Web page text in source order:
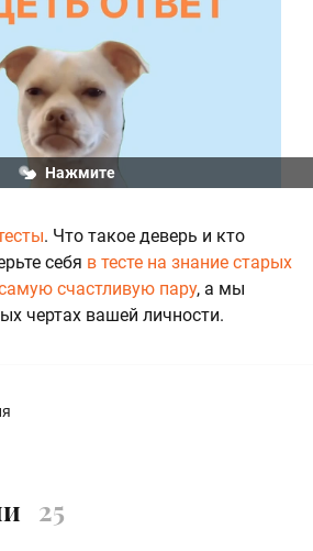
Нажмите
. Что такое деверь и кто
себя в тесте на знание старых
счастливую пару, а мы
чертах вашей личности.
25